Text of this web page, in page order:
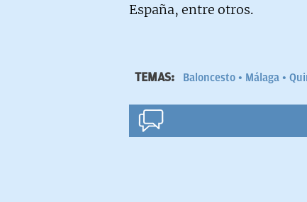
España, entre otros.
TEMAS: Baloncesto Málaga